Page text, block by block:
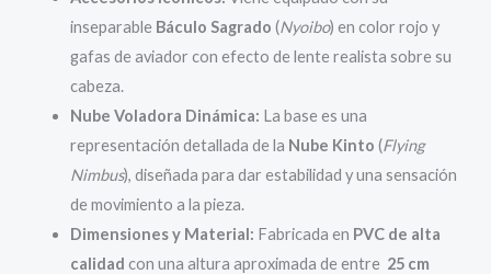
inseparable Báculo Sagrado (Nyoibo) en color rojo y
gafas de aviador con efecto de lente realista sobre su
cabeza.
Nube Voladora Dinámica: La base es una
representación detallada de la Nube Kinto (Flying
Nimbus), diseñada para dar estabilidad y una sensación
de movimiento a la pieza.
Dimensiones y Material: Fabricada en PVC de alta
calidad con una altura aproximada de entre 25 cm